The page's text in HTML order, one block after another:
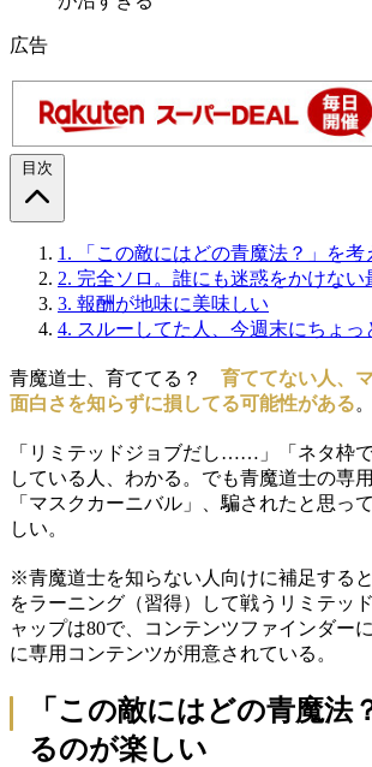
広告
目次
1.
「この敵にはどの青魔法？」を
2. 完全ソロ。誰にも迷惑をかけない
3. 報酬が地味に美味しい
4. スルーしてた人、今週末にちょっ
青魔道士、育ててる？ 育ててない人、
面白さを知らずに損してる可能性がある。
「リミテッドジョブだし……」「ネタ枠
している人、わかる。でも青魔道士の専
「マスクカーニバル」、騙されたと思っ
しい。
※青魔道士を知らない人向けに補足する
をラーニング（習得）して戦うリミテッ
ャップは80で、コンテンツファインダー
に専用コンテンツが用意されている。
「この敵にはどの青魔法
るのが楽しい